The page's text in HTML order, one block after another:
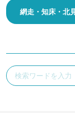
網走・知床・北